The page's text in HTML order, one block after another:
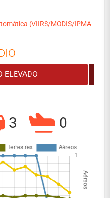
(VIIRS/MODIS/IPMA
3 0